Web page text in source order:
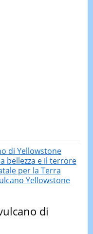
di Yellowstone
bellezza e il terrore
per la Terra
Yellowstone
di